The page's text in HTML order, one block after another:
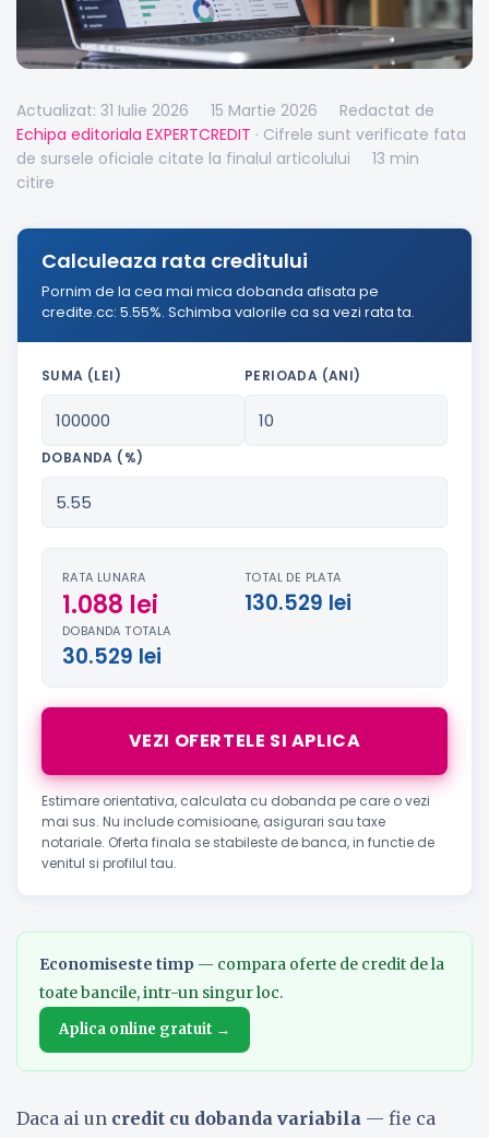
Actualizat: 31 Iulie 2026 15 Martie 2026
Redactat de
Echipa editoriala EXPERTCREDIT · Cifrele sunt verificate fata
de sursele oficiale citate la finalul articolului
13 min
citire
Calculeaza rata creditului
Pornim de la cea mai mica dobanda afisata pe
credite.cc: 5.55%. Schimba valorile ca sa vezi rata ta.
SUMA (LEI) PERIOADA (ANI)
DOBANDA (%)
RATA LUNARA
1.088 lei
TOTAL DE PLATA
130.529 lei
DOBANDA TOTALA
30.529 lei
VEZI OFERTELE SI APLICA
Estimare orientativa, calculata cu dobanda pe care o vezi
mai sus. Nu include comisioane, asigurari sau taxe
notariale. Oferta finala se stabileste de banca, in functie de
venitul si profilul tau.
Economiseste timp — compara oferte de credit de la
toate bancile, intr-un singur loc.
Aplica online gratuit →
Daca ai un credit cu dobanda variabila — fie ca